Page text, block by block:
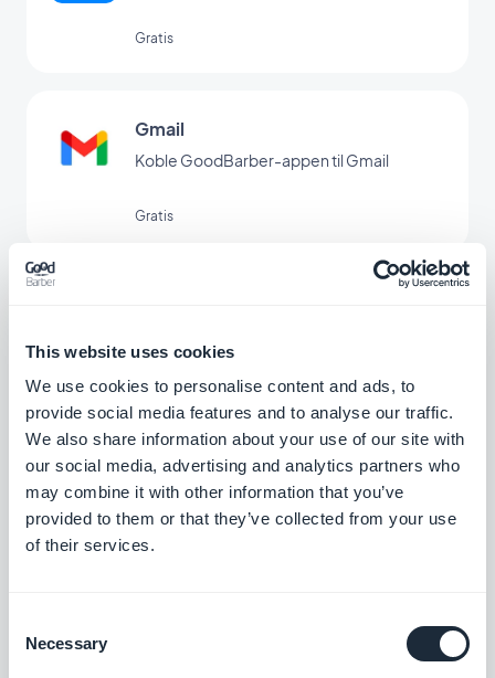
This website uses cookies
We use cookies to personalise content and ads, to
provide social media features and to analyse our traffic.
We also share information about your use of our site with
our social media, advertising and analytics partners who
may combine it with other information that you’ve
provided to them or that they’ve collected from your use
of their services.
Selection
Necessary
Gratis
Gmail
Koble GoodBarber-appen til Gmail
Gratis
posten din
Gratis
Hubspot
Optimaliser de interne systemene dine og
øk veksten i virksomheten din